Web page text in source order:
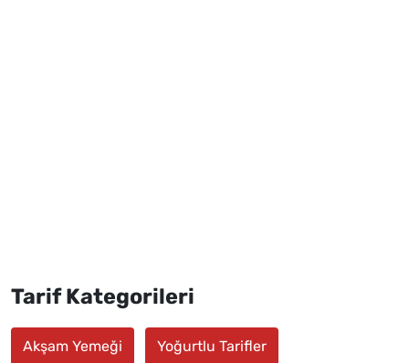
Tarif Kategorileri
Akşam Yemeği Yoğurtlu Tarifler